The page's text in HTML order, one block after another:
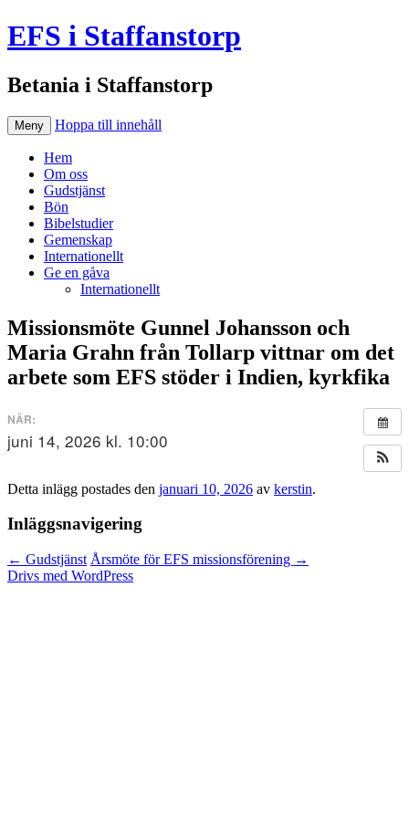
EFS i Staffanstorp
Betania i Staffanstorp
Meny Hoppa till innehåll
Hem
Om oss
Gudstjänst
Bön
Bibelstudier
Gemenskap
Internationellt
Ge en gåva
Internationellt
Missionsmöte Gunnel Johansson och
Maria Grahn från Tollarp vittnar om det
arbete som EFS stöder i Indien, kyrkfika
NÄR:
juni 14, 2026 kl. 10:00
Detta inlägg postades den januari 10, 2026 av kerstin.
Inläggsnavigering
← Gudstjänst Årsmöte för EFS missionsförening →
Drivs med WordPress